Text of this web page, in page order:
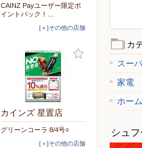
CAINZ Payユーザー限定ポ
イントバック！…
[＋]その他の店舗
カインズ 星置店
グリーンコーラ 8/4号○
[＋]その他の店舗
カ
スー
家電
ホー
シュ